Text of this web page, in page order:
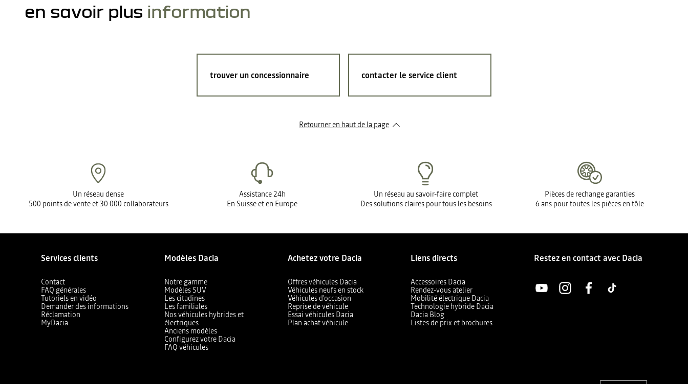
en savoir plus information
trouver un concessionnaire contacter le service client
Retourner en haut de la page
Un réseau dense
500 points de vente et 30 000 collaborateurs
Assistance 24h
En Suisse et en Europe
Un réseau au savoir-faire complet
Des solutions claires pour tous les besoins
Pièces de rechange garanties
6 ans pour toutes les pièces en tôle
Services clients
Contact
FAQ générales
Tutoriels en vidéo
Demander des informations
Réclamation
MyDacia
Modèles Dacia
Notre gamme
Modèles SUV
Les citadines
Les familiales
Nos véhicules hybrides et
électriques
Anciens modèles
Configurez votre Dacia
FAQ véhicules
Achetez votre Dacia
Offres véhicules Dacia
Véhicules neufs en stock
Véhicules d'occasion
Reprise de véhicule
Essai véhicules Dacia
Plan achat véhicule
Liens directs
Accessoires Dacia
Rendez-vous atelier
Mobilité électrique Dacia
Technologie hybride Dacia
Dacia Blog
Listes de prix et brochures
Restez en contact avec Dacia